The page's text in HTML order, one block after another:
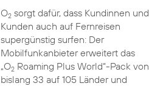
O2sorgt dafür, dass Kundinnen und
Kunden auch auf Fernreisen
supergünstig surfen: Der
Mobilfunkanbieter erweitert das
„O2Roaming Plus World“-Pack von
bislang 33 auf 105 Länder und